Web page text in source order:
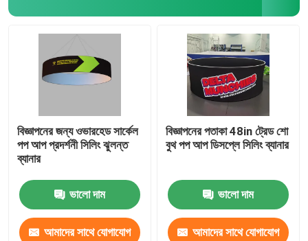
বিজ্ঞাপনের জন্য ওভারহেড সার্কেল
পপ আপ প্রদর্শনী সিলিং ঝুলন্ত
ব্যানার
ভালো দাম
আমাদের সাথে যোগাযোগ
বিজ্ঞাপনের পতাকা 48in ট্রেড শো
বুথ পপ আপ ডিসপ্লে সিলিং ব্যানার
ভালো দাম
আমাদের সাথে যোগাযোগ